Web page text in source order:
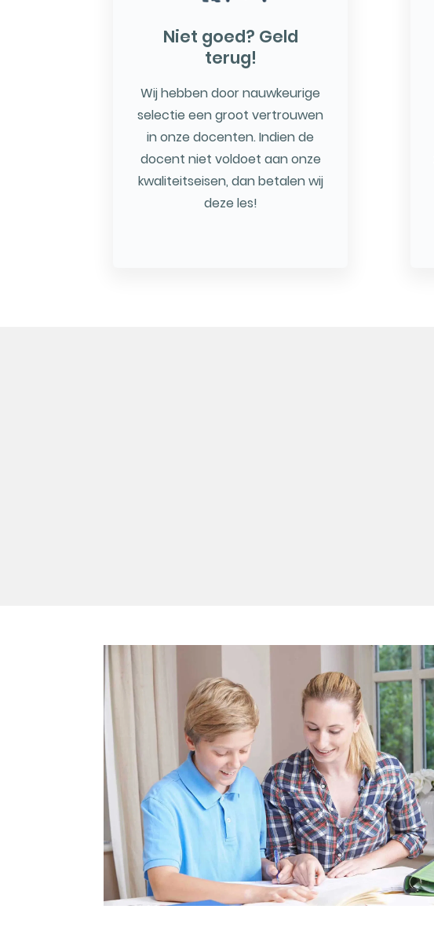
Niet goed? Geld
terug!
Wij hebben door nauwkeurige
selectie een groot vertrouwen
in onze docenten. Indien de
docent niet voldoet aan onze
kwaliteitseisen, dan betalen wij
deze les!